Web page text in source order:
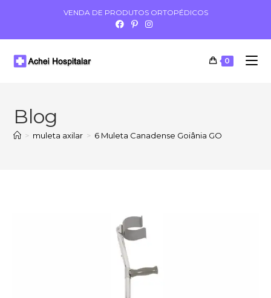
VENDA DE PRODUTOS ORTOPÉDICOS
0
Blog
> muleta axilar > 6 Muleta Canadense Goiânia GO